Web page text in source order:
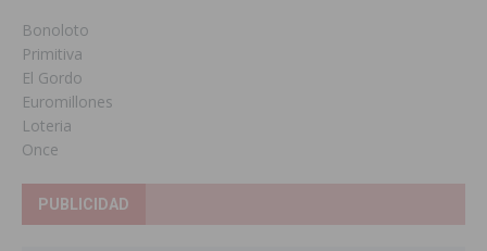
Bonoloto
Primitiva
El Gordo
Euromillones
Loteria
Once
PUBLICIDAD